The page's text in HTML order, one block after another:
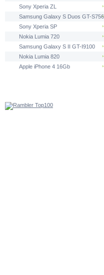
Sony Xperia ZL
Samsung Galaxy S Duos GT-
Sony Xperia SP
Nokia Lumia 720
Samsung Galaxy S II GT-I9100
Nokia Lumia 820
Apple iPhone 4 16Gb